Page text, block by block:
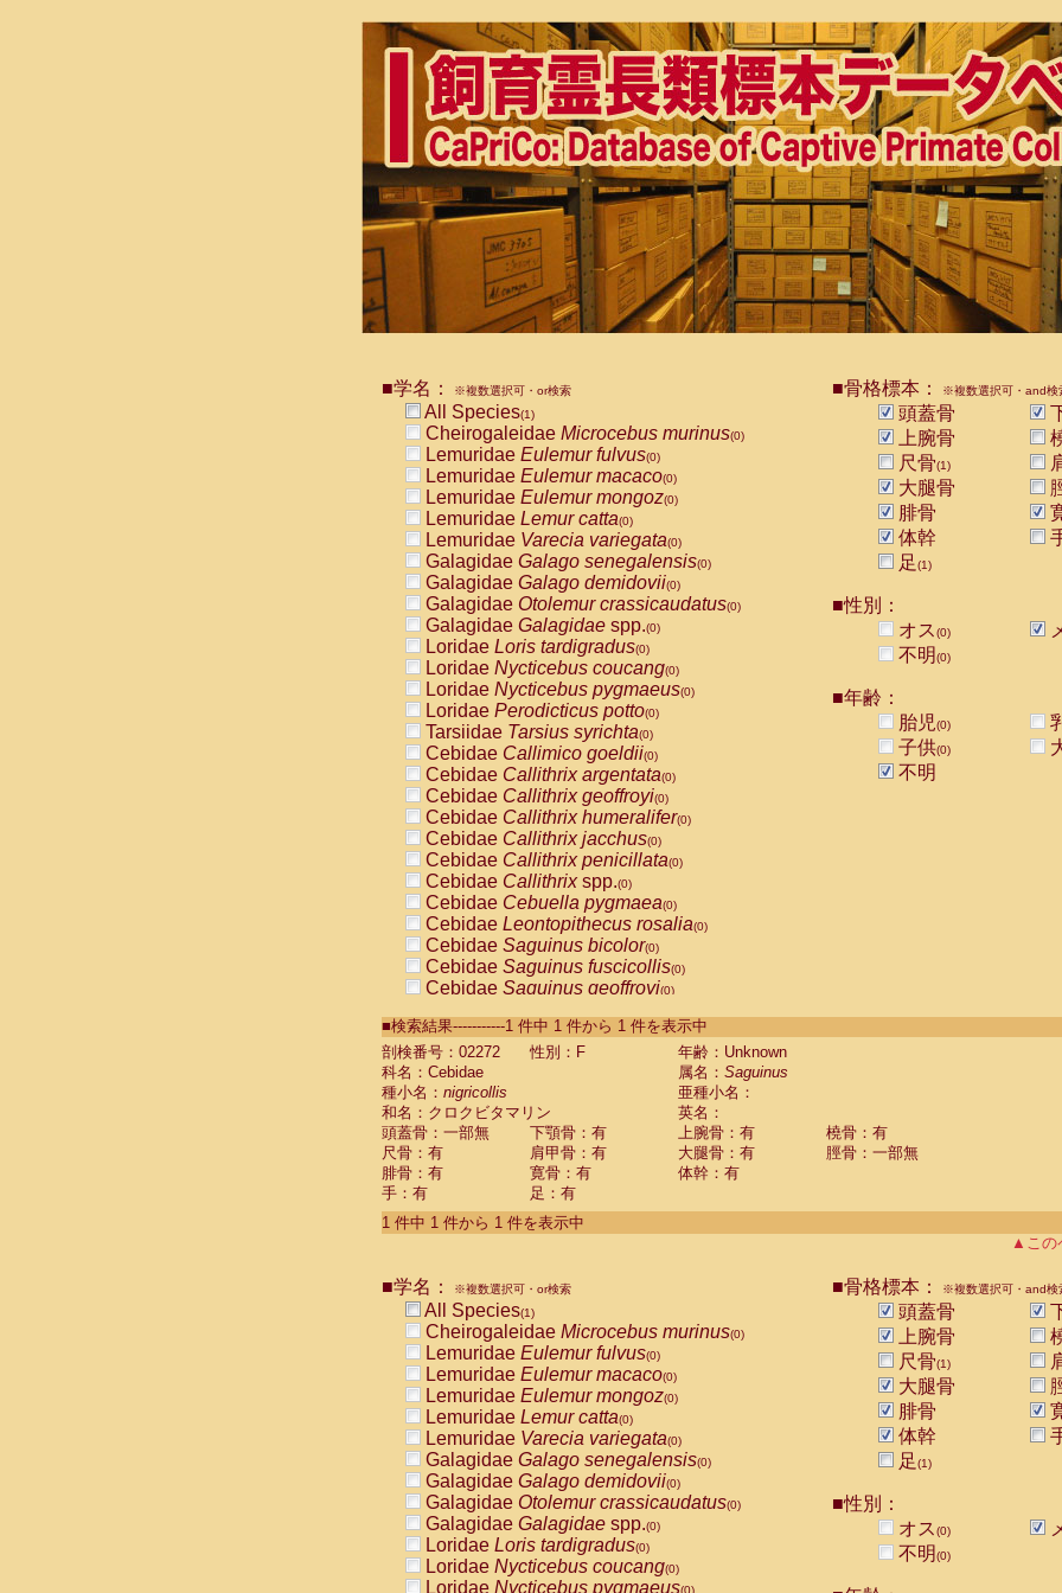
■学名： ※複数選択可・or検索
All Species(1)
Cheirogaleidae Microcebus murinus(0)
Lemuridae Eulemur fulvus(0)
Lemuridae Eulemur macaco(0)
Lemuridae Eulemur mongoz(0)
Lemuridae Lemur catta(0)
Lemuridae Varecia variegata(0)
Galagidae Galago senegalensis(0)
Galagidae Galago demidovii(0)
Galagidae Otolemur crassicaudatus(0)
Galagidae Galagidae spp.(0)
Loridae Loris tardigradus(0)
Loridae Nycticebus coucang(0)
Loridae Nycticebus pygmaeus(0)
Loridae Perodicticus potto(0)
Tarsiidae Tarsius syrichta(0)
Cebidae Callimico goeldii(0)
Cebidae Callithrix argentata(0)
Cebidae Callithrix geoffroyi(0)
Cebidae Callithrix humeralifer(0)
Cebidae Callithrix jacchus(0)
Cebidae Callithrix penicillata(0)
Cebidae Callithrixspp.(0)
Cebidae Cebuella pygmaea(0)
Cebidae Leontopithecus rosalia(0)
Cebidae Saguinus bicolor(0)
Cebidae Saguinus fuscicollis(0)
Cebidae Saguinus geoffroyi(0)
CebidaeSaguinus labiatus(0)
Cebidae Saguinus leucopus (0)
Cebidae
CebidaeSaguinus mystax
CebidaeSaguinus nigricollis (1)
Cebidae Saguinus oedipus
Cebidae Saguinus weddelli
Cebidae Saguinusspp.
Cebidae Aotus trivirgatus
Cebidae Cebus albifrons
CebidaeCebus nigrivittatus
CebidaeCebus
CebidaeSaimiri boliviensis(0)
CebidaeSaimiri sciureus(0)
AtelidaeAlouatta caraya(0)
AtelidaeAlouatta fusca(0)
AtelidaeAlouatta seniculus
AtelidaeAlouattaspp.(0)
AtelidaeAteles belzebuth(0)
AtelidaeAteles geoffroyi(0)
AtelidaeAteles paniscus(0)
AtelidaeAtelesspp.(0)
Atelidae Lagothrix lagothricha
AtelidaeLagothrix lagothricha cana
PitheciidaeCacajao calvus rubicundus
■骨格標本： ※複数選択可・and検
頭蓋骨
上腕骨
尺骨(1)
大腿骨
腓骨
体幹
足(1)
■性別：
オス(0)
不明(0)
■年齢：
胎児(0)
子供(0)
不明
■検索結果-----------1 件中 1 件から 1 件を表示中
剖検番号：02272
性別：F
年齢：Unknown
科名：Cebidae
属名： Saguinus
種小名： nigricollis
亜種小名：
和名：クロクビタマリン
英名：
頭蓋骨：一部無
下顎骨：有 上腕骨：有
橈骨：有
尺骨：有
肩甲骨：有 大腿骨：有
脛骨：一部無
腓骨：有
寛骨：有
体幹：有
手：有
足：有
1 件中 1 件から 1 件を表示中
▲この
■学名： ※複数選択可・or検索
All Species(1)
Cheirogaleidae Microcebus murinus(0)
Lemuridae Eulemur fulvus(0)
Lemuridae Eulemur macaco(0)
Lemuridae Eulemur mongoz(0)
Lemuridae Lemur catta(0)
Lemuridae Varecia variegata(0)
Galagidae Galago senegalensis(0)
Galagidae Galago demidovii(0)
Galagidae Otolemur crassicaudatus(0)
Galagidae Galagidae spp.(0)
Loridae Loris tardigradus(0)
Loridae Nycticebus coucang(0)
Loridae Nycticebus pygmaeus(0)
■骨格標本： ※複数選択可・and検
頭蓋骨
上腕骨
尺骨(1)
大腿骨
腓骨
体幹
足(1)
■性別：
オス(0)
不明(0)